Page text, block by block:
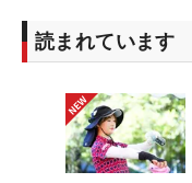
読まれています